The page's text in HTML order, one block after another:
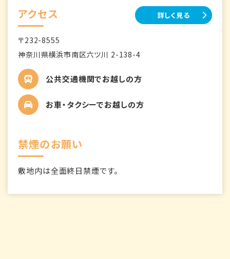
アクセス 詳しく見る
〒232-8555
神奈川県横浜市南区六ツ川 2-138-4
公共交通機関でお越しの方
お車・タクシーでお越しの方
禁煙のお願い
敷地内は全面終日禁煙です。